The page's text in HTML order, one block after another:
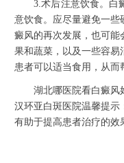
3.术后注意饮食。白癜
意饮食。应尽量避免一些
癜风的再次发展，也可能
果和蔬菜，以及一些容易
患者可以适当食用，从而
湖北哪医院看白癜风
汉环亚白斑医院温馨提示
有助于提高患者治疗的效